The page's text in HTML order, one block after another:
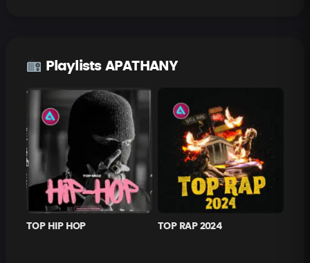
Playlists APATHANY
TOP HIP HOP TOP RAP 2024